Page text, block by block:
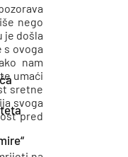
nego
je došla
s ovoga
nam
umaći
sretne
svoga
pred